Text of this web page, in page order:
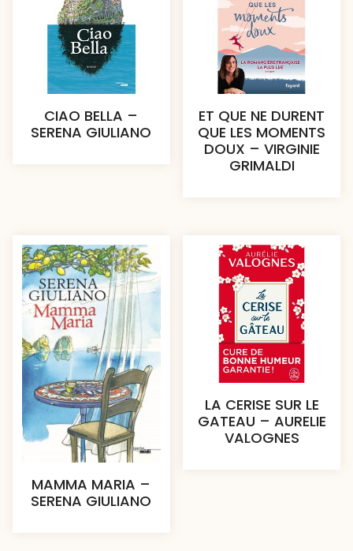
CIAO BELLA –
SERENA GIULIANO
ET QUE NE DURENT
QUE LES MOMENTS
DOUX – VIRGINIE
GRIMALDI
MAMMA MARIA –
SERENA GIULIANO
LA CERISE SUR LE
GATEAU – AURELIE
VALOGNES